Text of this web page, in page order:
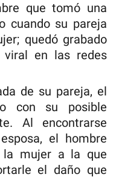
que tomó una
cuando su pareja
quedó grabado
en las redes
de su pareja, el
con su posible
Al encontrarse
el hombre
la mujer a la que
el daño que